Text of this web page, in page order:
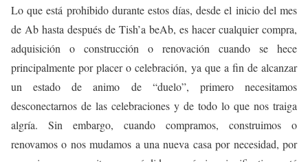
Lo que está prohibido durante estos días, desde el inicio del mes
de Ab hasta después de Tish’a beAb, es hacer cualquier compra,
adquisición o construcción o renovación cuando se hece
principalmente por placer o celebración, ya que a fin de alcanzar
un estado de animo de “duelo”, primero necesitamos
desconectarnos de las celebraciones y de todo lo que nos traiga
algría. Sin embargo, cuando compramos, construimos o
renovamos o nos mudamos a una nueva casa por necesidad, por